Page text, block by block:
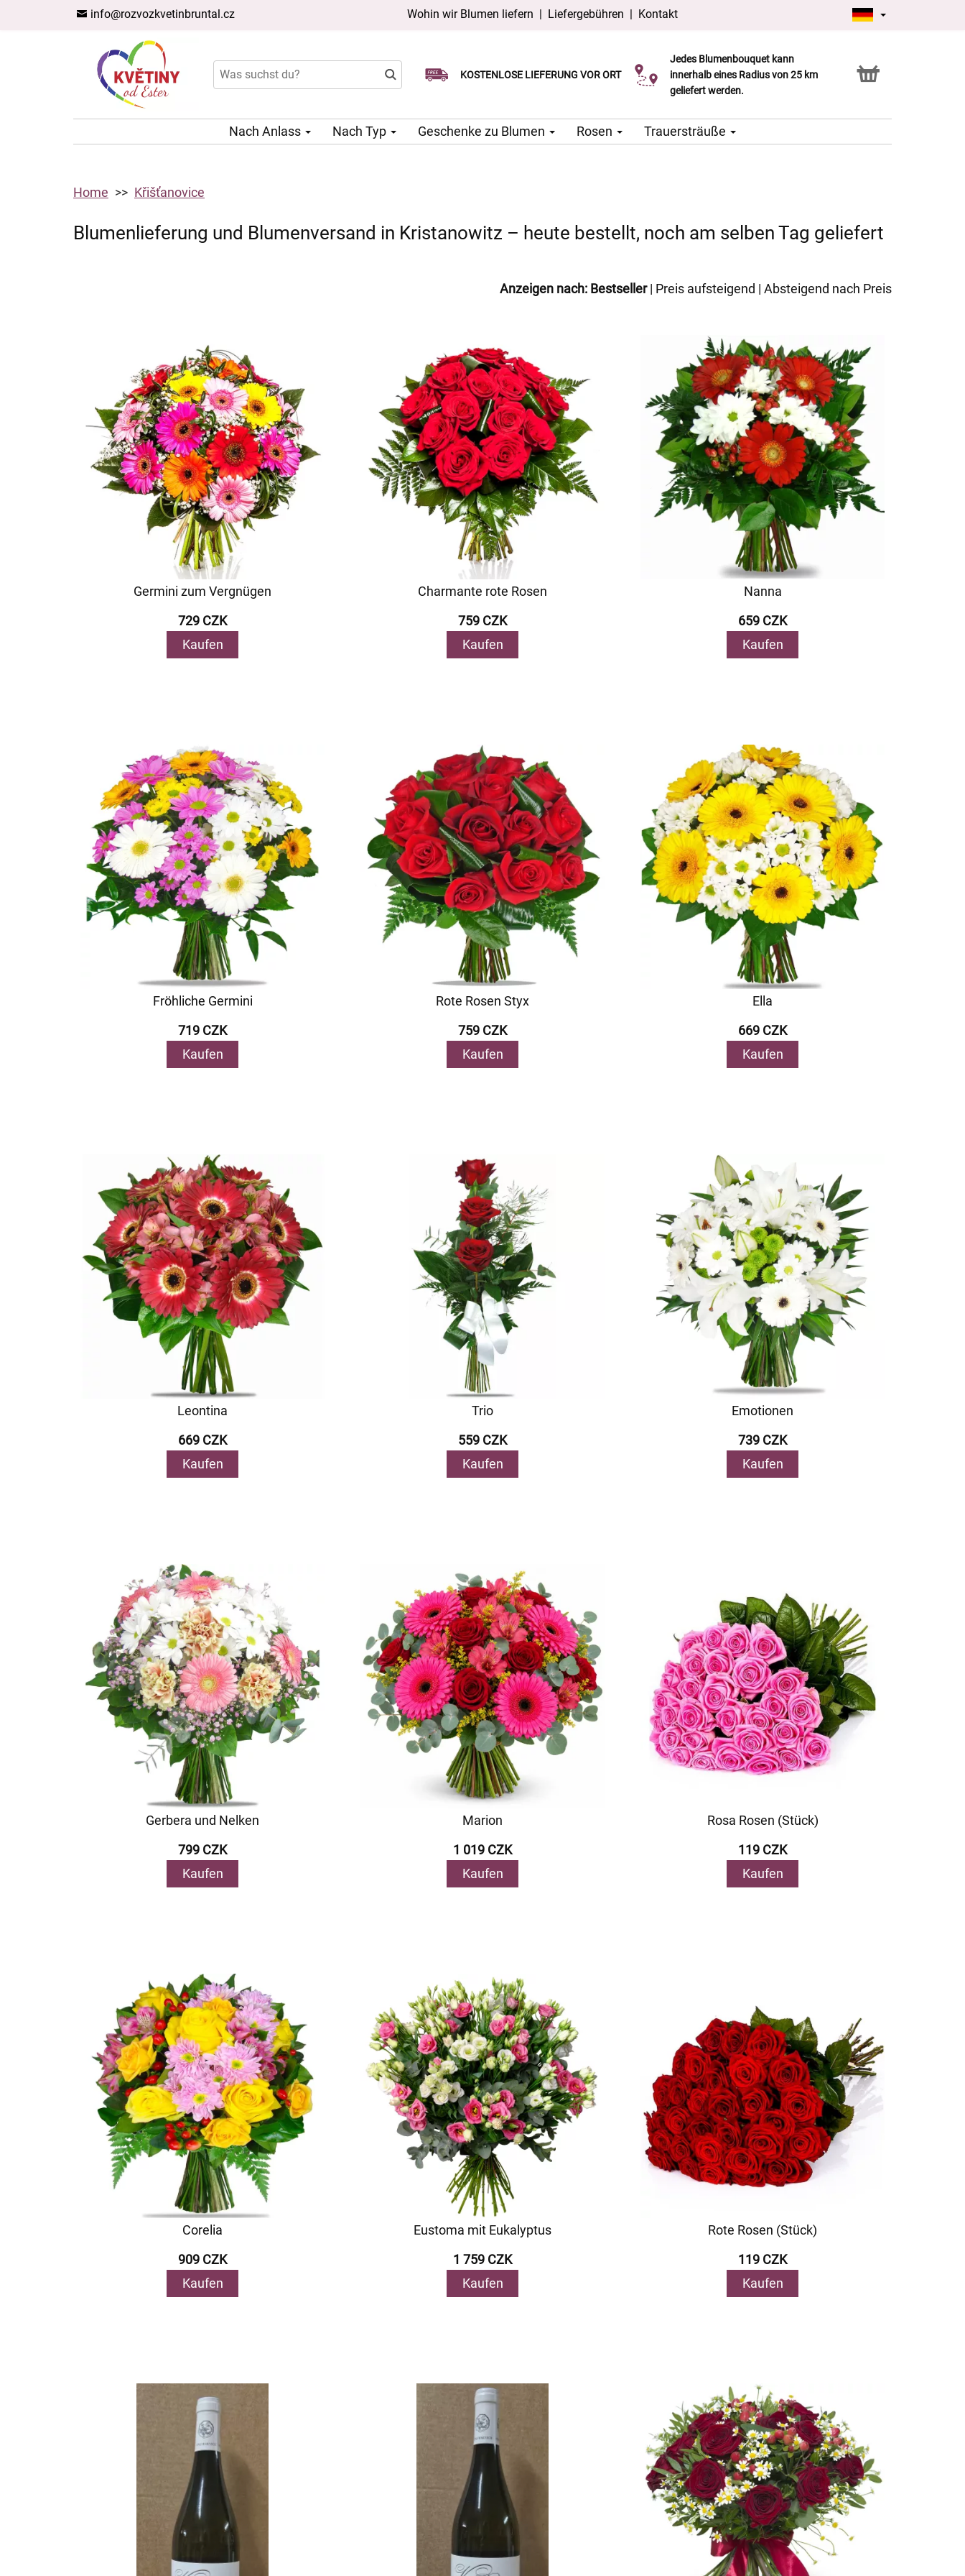
info@rozvozkvetinbruntal.cz Wohin wir Blumen liefern | Liefergebühren | Kontakt
KOSTENLOSE LIEFERUNG VOR ORT
Lieferung am selben Tag möglich
Wählen Sie Ihr Lieferdatum
Jedes Blumenbouquet kann
innerhalb eines Radius von 25 km
geliefert werden.
Click & Collect Service
Nach Anlass Nach Typ Geschenke zu Blumen Rosen Trauersträuße
Home Křišťanovice
Blumenlieferung und Blumenversand in Kristanowitz – heute bestellt, noch am selben Tag geliefert
Anzeigen nach: Bestseller| Preis aufsteigend | Absteigend nach Preis
Germini zum Vergnügen
729 CZK
Kaufen
Charmante rote Rosen
759 CZK
Kaufen
Nanna
659 CZK
Kaufen
Fröhliche Germini
719 CZK
Kaufen
Rote Rosen Styx
759 CZK
Kaufen
Ella
669 CZK
Kaufen
Leontina
669 CZK
Kaufen
Trio
559 CZK
Kaufen
Emotionen
739 CZK
Kaufen
Gerbera und Nelken
799 CZK
Kaufen
Marion
1 019 CZK
Kaufen
Rosa Rosen (Stück)
119 CZK
Kaufen
Corelia
909 CZK
Kaufen
Eustoma mit Eukalyptus
1 759 CZK
Kaufen
Rote Rosen (Stück)
119 CZK
Kaufen